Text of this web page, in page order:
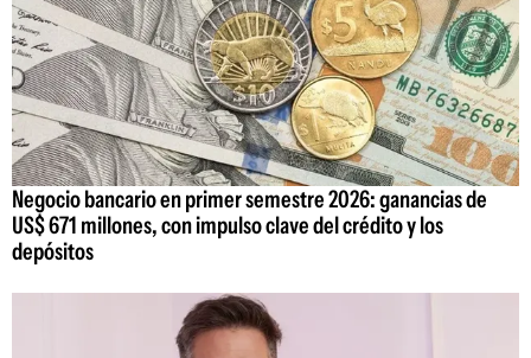
Negocio bancario en primer semestre 2026: ganancias de
US$ 671 millones, con impulso clave del crédito y los
depósitos